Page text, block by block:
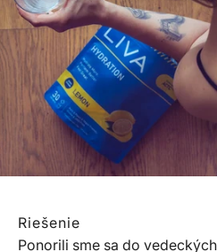
Riešenie
Ponorili sme sa do